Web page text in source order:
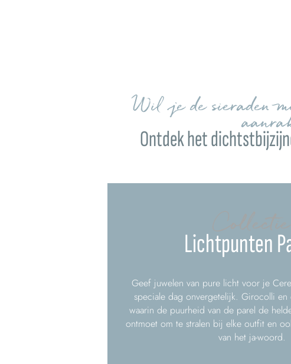
Wil je de sieraden
Ontdek het
Lichtpunten
Geef juwelen van pure licht voor je
speciale dag onvergetelijk. Girocolli
waarin de puurheid van de parel de
ontmoet om te stralen bij elke outfit en
van het ja-woord.